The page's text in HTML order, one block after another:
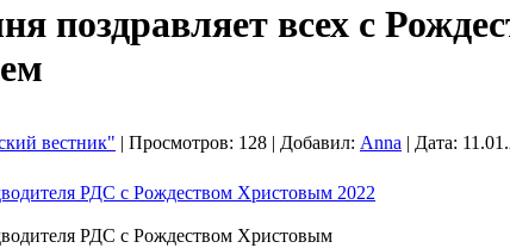
поздравляет всех с
вестник" | Просмотров: 128 | Добавил: Anna | Дата:
РДС с Рождеством Христовым 2022
РДС с Рождеством Христовым